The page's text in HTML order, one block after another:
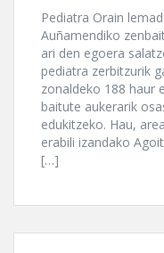
Pediatra Orain
Auñamendiko
ari den egoera
pediatra zerbitzurik
zonaldeko 188 haur
baitute aukerarik
edukitzeko. Hau,
erabili izandako
[…]